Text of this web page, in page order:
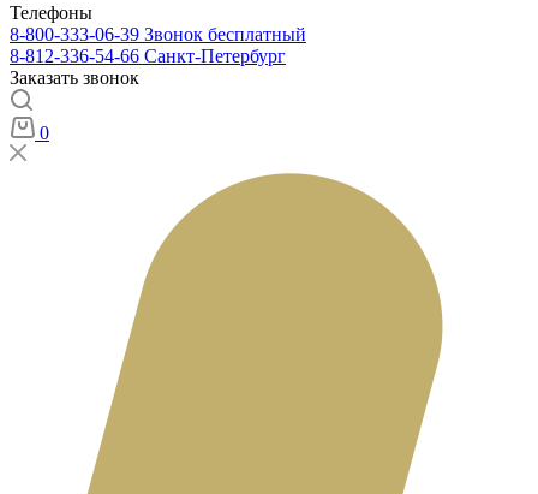
Телефоны
8-800-333-06-39 Звонок бесплатный
8-812-336-54-66 Санкт-Петербург
Заказать звонок
0